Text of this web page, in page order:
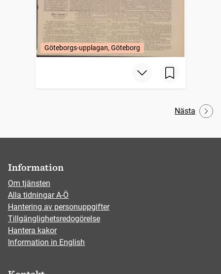
Göteborgs-upplagan, Göteborg
Nästa
Information
Om tjänsten
Alla tidningar A-Ö
Hantering av personuppgifter
Tillgänglighetsredogörelse
Hantera kakor
Information in English